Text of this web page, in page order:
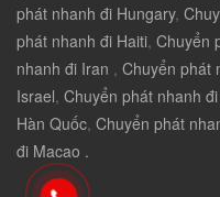
phát nhanh đi Hungary,
phát nhanh đi Haiti, Chuyển
nhanh đi Iran , Chuyển phát
Israel, Chuyển phát nhanh
Hàn Quốc, Chuyển phát
đi Macao .